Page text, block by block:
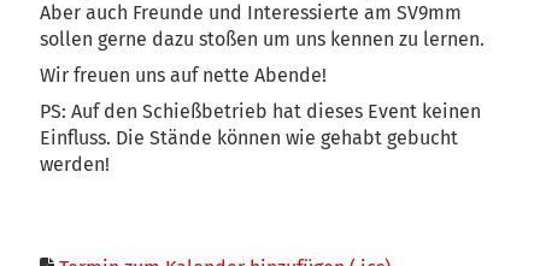
Aber auch Freunde und Interessierte am SV9mm
sollen gerne dazu stoßen um uns kennen zu lernen.
Wir freuen uns auf nette Abende!
PS: Auf den Schießbetrieb hat dieses Event keinen
Einfluss. Die Stände können wie gehabt gebucht
werden!